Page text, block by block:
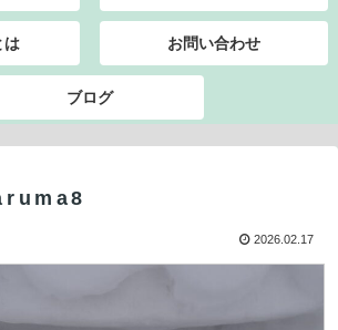
は お問い合わせ
ブログ
2026.02.17